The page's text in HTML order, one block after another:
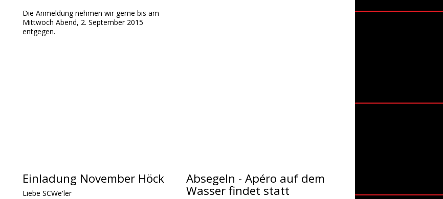
Die Anmeldung nehmen wir gerne bis am
Mittwoch Abend, 2. September 2015
entgegen.
Einladung November Höck
Liebe SCWe'ler
Absegeln - Apéro auf dem
Wasser findet statt